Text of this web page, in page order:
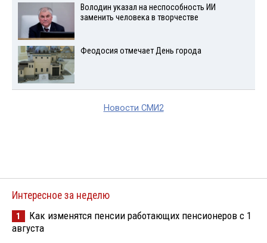
Володин указал на неспособность ИИ
заменить человека в творчестве
Феодосия отмечает День города
Новости СМИ2
Интересное за неделю
1
Как изменятся пенсии работающих пенсионеров с 1
августа